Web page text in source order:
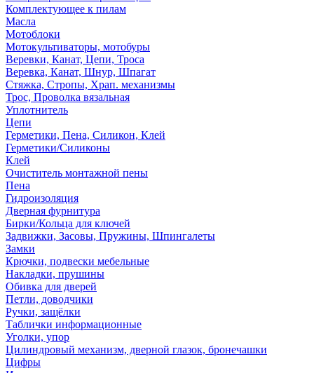
Комплектующее к пилам
Масла
Мотоблоки
Мотокультиваторы, мотобуры
Веревки, Канат, Цепи, Троса
Веревка, Канат, Шнур, Шпагат
Стяжка, Стропы, Храп. механизмы
Трос, Проволка вязальная
Уплотнитель
Цепи
Герметики, Пена, Силикон, Клей
Герметики/Силиконы
Клей
Очиститель монтажной пены
Пена
Гидроизоляция
Дверная фурнитура
Бирки/Кольца для ключей
Задвижки, Засовы, Пружины, Шпингалеты
Замки
Крючки, подвески мебельные
Накладки, прушины
Обивка для дверей
Петли, доводчики
Ручки, защёлки
Таблички информационные
Уголки, упор
Цилиндровый механизм, дверной глазок, бронечашки
Цифры